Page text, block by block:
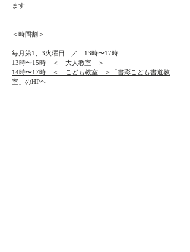
ます
＜時間割＞
毎月第1、3火曜日 ／ 13時〜17時
13時〜15時 ＜ 大人教室 ＞
14時〜17時 ＜ こども教室 ＞「書彩こども書道教
室」のHPヘ